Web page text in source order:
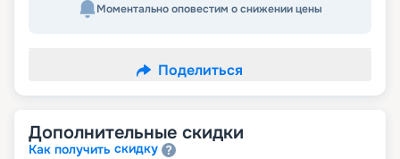
Моментально оповестим о снижении цены
Поделиться
Дополнительные скидки
Как получить скидку